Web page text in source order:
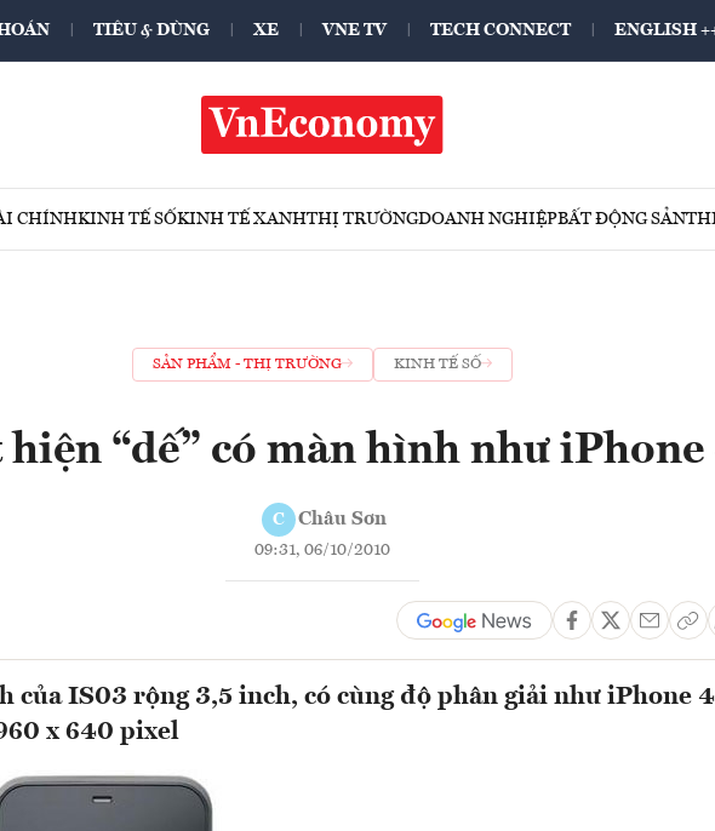
TIÊU & DÙNG XE VNE TV TECH CONNECT ENGLISH
CHÍNHKINH TẾ SỐKINH TẾ XANHTHỊ TRƯỜNGDOANH NGHIỆPBẤT ĐỘNG SẢN
SẢN PHẨM - THỊ TRƯỜNG KINH TẾ SỐ
“dế” có màn hình như iPhone
C Châu Sơn
09:31, 06/10/2010
của IS03 rộng 3,5 inch, có cùng độ phân giải như iPhone
x 640 pixel